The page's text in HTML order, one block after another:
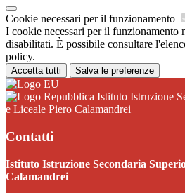
Cookie necessari per il funzionamento
I cookie necessari per il funzionamento
disabilitati. È possibile consultare
policy.
Accetta tutti Salva le preferenze
Istituto Istruzione
e Liceale Piero Calamandrei
Contatti
Istituto Istruzione Secondaria
Calamandrei